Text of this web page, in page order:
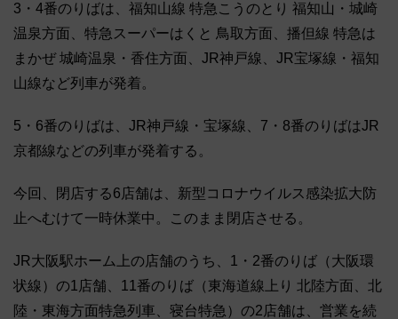
3・4番のりばは、福知山線 特急こうのとり 福知山・城崎
温泉方面、特急スーパーはくと 鳥取方面、播但線 特急は
まかぜ 城崎温泉・香住方面、JR神戸線、JR宝塚線・福知
山線など列車が発着。
5・6番のりばは、JR神戸線・宝塚線、7・8番のりばはJR
京都線などの列車が発着する。
今回、閉店する6店舗は、新型コロナウイルス感染拡大防
止へむけて一時休業中。このまま閉店させる。
JR大阪駅ホーム上の店舗のうち、1・2番のりば（大阪環
状線）の1店舗、11番のりば（東海道線上り 北陸方面、北
陸・東海方面特急列車、寝台特急）の2店舗は、営業を続